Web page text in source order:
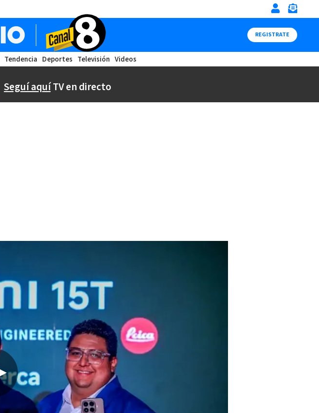
REGISTRATE
Tendencia Deportes Televisión Videos
Seguí aquíTV en directo